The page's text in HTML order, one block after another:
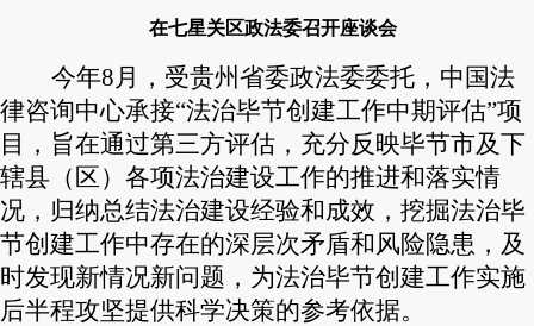
在七星关区政法委召开座谈会
今年8月，受贵州省委政法委委托，中国法
律咨询中心承接“法治毕节创建工作中期评估”项
目，旨在通过第三方评估，充分反映毕节市及下
辖县（区）各项法治建设工作的推进和落实情
况，归纳总结法治建设经验和成效，挖掘法治毕
节创建工作中存在的深层次矛盾和风险隐患，及
时发现新情况新问题，为法治毕节创建工作实施
后半程攻坚提供科学决策的参考依据。